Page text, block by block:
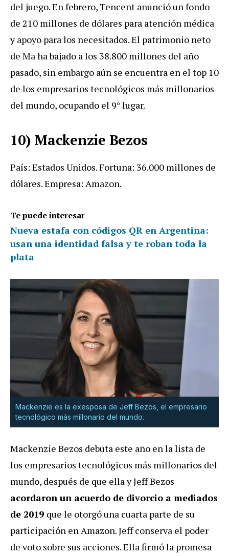
del juego. En febrero, Tencent anunció un fondo
de 210 millones de dólares para atención médica
y apoyo para los necesitados. El patrimonio neto
de Ma ha bajado a los 38.800 millones del año
pasado, sin embargo aún se encuentra en el top 10
de los empresarios tecnológicos más millonarios
del mundo, ocupando el 9° lugar.
10) Mackenzie Bezos
País: Estados Unidos. Fortuna: 36.000 millones de
dólares. Empresa: Amazon.
Te puede interesar
Nueva estafa con códigos QR en Argentina:
usan una identidad falsa y te roban toda la
plata
Mackenzie es la exesposa de Jeff Bezos, el empresario
tecnológico más millonario del mundo.
Mackenzie Bezos debuta este año en la lista de
los empresarios tecnológicos más millonarios del
mundo, después de que ella y Jeff Bezos
acordaron un acuerdo de divorcio a mediados
de 2019 que le otorgó una cuarta parte de su
participación en Amazon. Jeff conserva el poder
de voto sobre sus acciones. Ella firmó la promesa